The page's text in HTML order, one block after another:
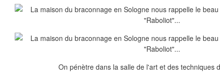
On pénètre dans la salle de l'art et des techniques